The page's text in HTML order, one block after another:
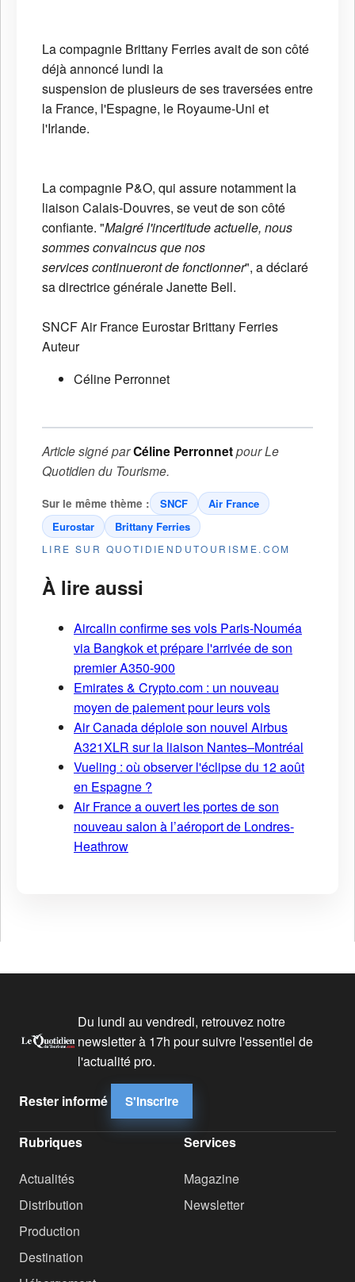
La compagnie Brittany Ferries avait de son côté
déjà annoncé lundi la
suspension de plusieurs de ses traversées entre
la France, l'Espagne, le Royaume-Uni et
l'Irlande.
La compagnie P&O, qui assure notamment la
liaison Calais-Douvres, se veut de son côté
confiante. "Malgré l'incertitude actuelle, nous
sommes convaincus que nos
services continueront de fonctionner", a déclaré
sa directrice générale Janette Bell.
SNCFAir France Eurostar Brittany Ferries
Auteur
Céline Perronnet
Article signé parCéline PerronnetpourLe
Quotidien du Tourisme.
Sur le même thème : SNCF
Air France
Eurostar
Brittany Ferries
LIRE SUR QUOTIDIENDUTOURISME.COM
À lire aussi
Aircalin confirme ses vols Paris-Nouméa
via Bangkok et prépare l'arrivée de son
premier A350-900
Emirates & Crypto.com : un nouveau
moyen de paiement pour leurs vols
Air Canada déploie son nouvel Airbus
A321XLR sur la liaison Nantes–Montréal
Vueling : où observer l'éclipse du 12 août
en Espagne ?
Air France a ouvert les portes de son
nouveau salon à l’aéroport de Londres-
Heathrow
Du lundi au vendredi, retrouvez notre
newsletter à 17h pour suivre l'essentiel de
l'actualité pro.
Rester informé S'inscrire
Rubriques
Actualités
Distribution
Production
Destination
Services
Magazine
Newsletter